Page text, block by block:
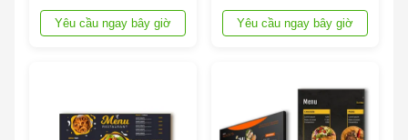
cáo LCD gắn tường
Android Digital
Yêu cầu ngay bây giờ
phân giải 1920×1080
Android OS cho quảng
Yêu cầu ngay bây giờ